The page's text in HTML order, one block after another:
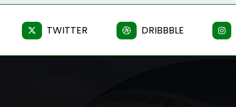
TWITTER DRIBBBLE